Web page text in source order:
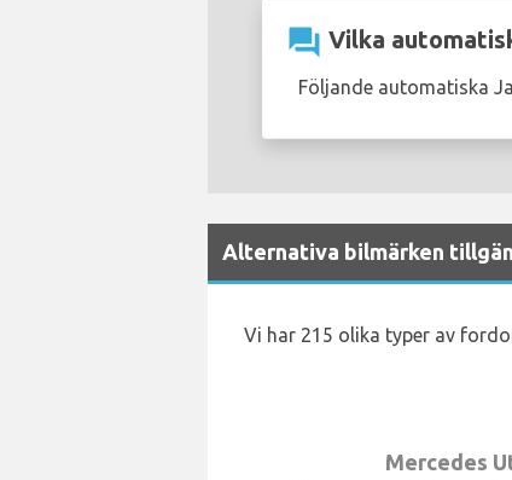
question_answer Vilka
Följande automatiska
Alternativa bilmärken
Vi har 215 olika typer av
Mercedes